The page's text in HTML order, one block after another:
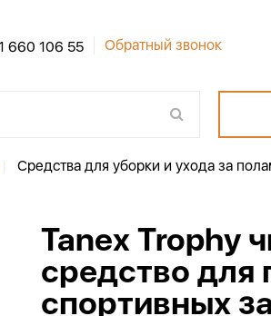
660 106 55 Обратный звонок
Средства для уборки и ухода за
Tanex Trophy
средство для
спортивных